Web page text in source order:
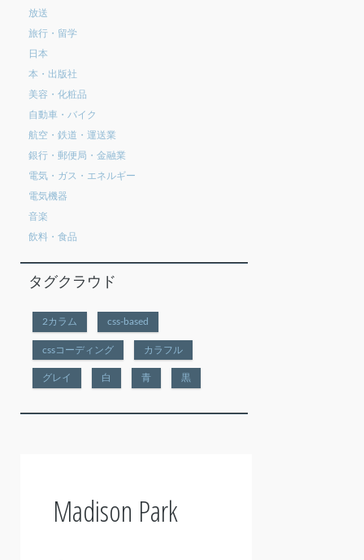
放送
旅行・留学
日本
本・出版社
美容・化粧品
自動車・バイク
航空・鉄道・運送業
銀行・郵便局・金融業
電気・ガス・エネルギー
電気機器
音楽
飲料・食品
タグクラウド
2カラム css-based
cssコーディング カラフル
グレイ 白 青 黒
Madison Park